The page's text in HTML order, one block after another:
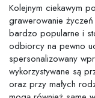
Kolejnym ciekawym
grawerowanie
bardzo popularne i
odbiorcy na pewno
spersonalizowany
wykorzystywane są
oraz przy małych